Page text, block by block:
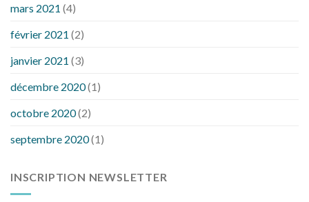
mars 2021 (4)
février 2021 (2)
janvier 2021 (3)
décembre 2020(1)
octobre 2020(2)
septembre 2020(1)
INSCRIPTION NEWSLETTER